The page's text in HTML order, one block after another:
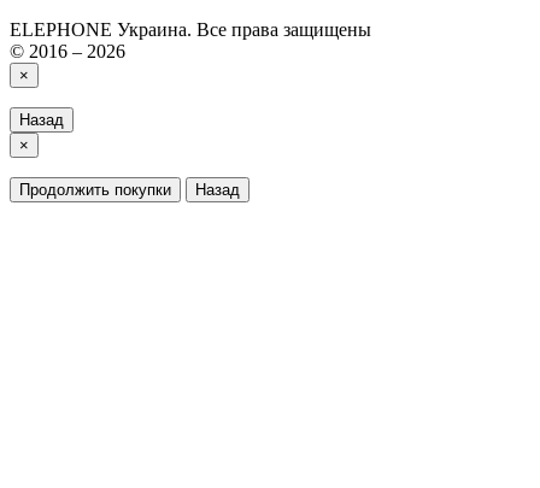
ELEPHONE Украина. Все права защищены
© 2016 – 2026
×
Назад
×
Продолжить покупки Назад